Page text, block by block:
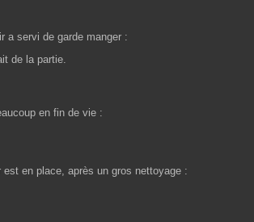
a servi de garde manger :
de la partie.
en fin de vie :
est en place, après un gros nettoyage :